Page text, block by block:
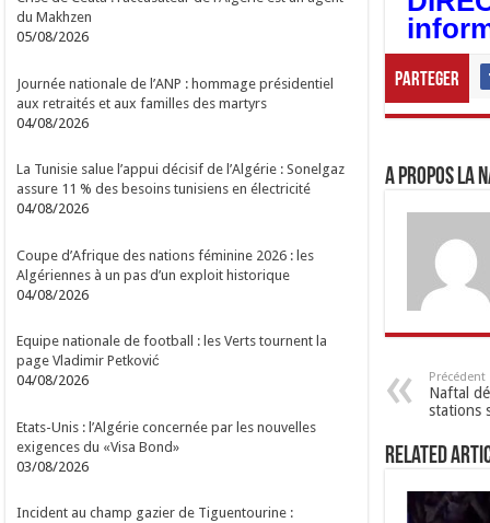
Parteger
A propos LA
Précédent
Naftal
stations
Related
du Makhzen
05/08/2026
Journée nationale de l’ANP : hommage présidentiel
aux retraités et aux familles des martyrs
04/08/2026
La Tunisie salue l’appui décisif de l’Algérie : Sonelgaz
assure 11 % des besoins tunisiens en électricité
04/08/2026
Coupe d’Afrique des nations féminine 2026 : les
Algériennes à un pas d’un exploit historique
04/08/2026
Equipe nationale de football : les Verts tournent la
page Vladimir Petković
04/08/2026
Etats-Unis : l’Algérie concernée par les nouvelles
exigences du «Visa Bond»
03/08/2026
Incident au champ gazier de Tiguentourine :